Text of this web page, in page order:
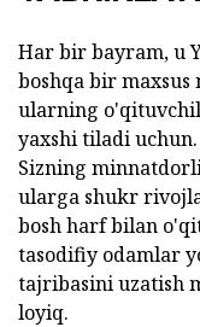
Har bir bayram, u
boshqa bir
ularning
yaxshi tiladi
Sizning
ularga shukr
bosh harf bilan
tasodifiy odamlar
tajribasini uzatish
loyiq.